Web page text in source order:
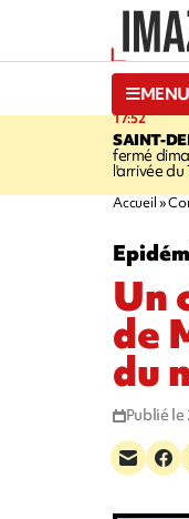
MENU
17:52
SAINT-
fermé
l'arrivée du
Accueil
Un
de
du
Publié le